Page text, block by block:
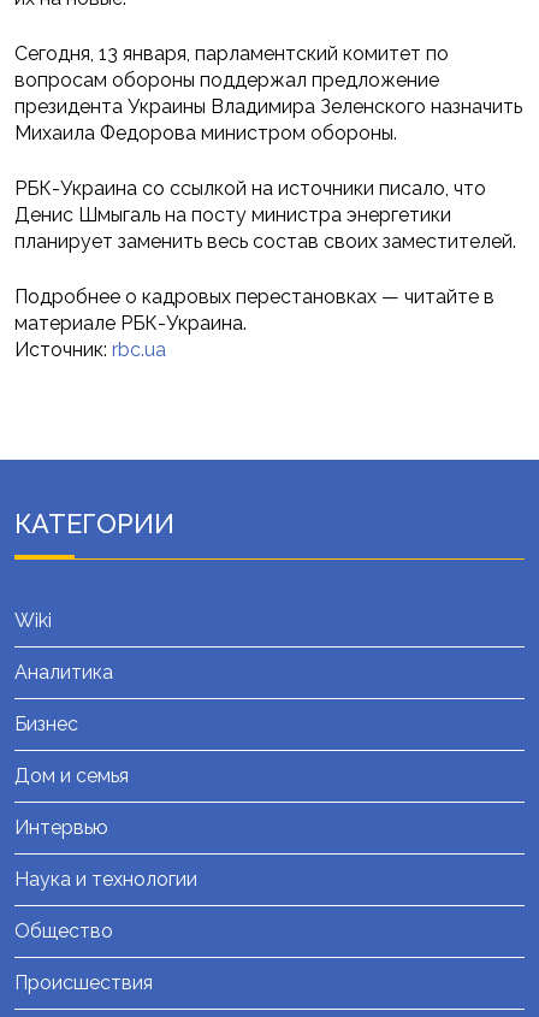
Сегодня, 13 января, парламентский комитет по
вопросам обороны поддержал предложение
президента Украины Владимира Зеленского назначить
Михаила Федорова министром обороны.
РБК-Украина со ссылкой на источники писало, что
Денис Шмыгаль на посту министра энергетики
планирует заменить весь состав своих заместителей.
Подробнее о кадровых перестановках — читайте в
материале РБК-Украина.
Источник: rbc.ua
КАТЕГОРИИ
Wiki
Аналитика
Бизнес
Дом и семья
Интервью
Наука и технологии
Общество
Происшествия